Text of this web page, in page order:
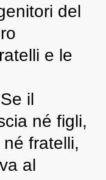
del
e le
il
né figli,
fratelli,
al